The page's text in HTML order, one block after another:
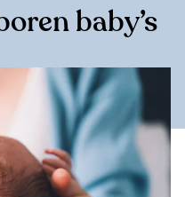
baby’s